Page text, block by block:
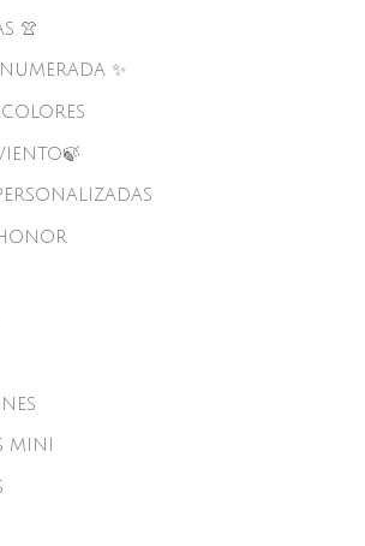
👚
✨
MINI